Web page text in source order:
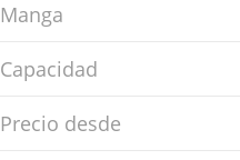
Manga
Capacidad
Precio desde